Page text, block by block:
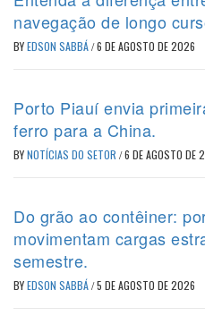
navegação de longo
BYEDSON SABBÁ/6 DE AGOSTO DE 2026
Porto Piauí envia
ferro para a China.
BYNOTÍCIAS DO SETOR /6 DE AGOSTO DE
Do grão ao contêiner:
movimentam cargas
semestre.
BYEDSON SABBÁ/5 DE AGOSTO DE 2026